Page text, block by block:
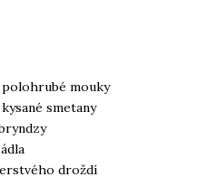
mouky
smetany
droždí